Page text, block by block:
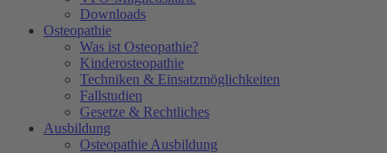
Downloads
Osteopathie
Was ist Osteopathie?
Kinderosteopathie
Techniken & Einsatzmöglichkeiten
Fallstudien
Gesetze & Rechtliches
Ausbildung
Osteopathie Ausbildung